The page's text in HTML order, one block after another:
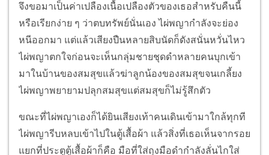
จึงขอมาเป็นค่าเปลืองเนื้อเปลืองตัวของเธอสำหรับคืนนี้
หรือเรียกง่าย ๆ ว่าตบทรัพย์นั่นเอง ไผ่พญากำลังจะย่อง
หนีออกมา แต่แล้วเสียงปืนหลายสิบนัดก็ดังสนั่นหวั่นไหว
ไผ่พญาตกใจก่อนจะเห็นกลุ่มชายชุดดำหลายคนบุกเข้า
มาในบ้านของสมสุขแล้วฆ่าลูกน้องของสมสุขจนเกลี้ยง
ไผ่พญาพยายามปลุกสมสุขแต่สมสุขก็ไม่รู้สึกตัว
ขณะที่ไผ่พญาเองก็ได้ยินเสียงเท้าคนเดินเข้ามาใกล้ทุกที
ไผ่พญารีบหลบเข้าไปในตู้เสื้อผ้า แล้วสิ่งที่เธอเห็นจากรอย
แยกที่ประตูตู้เสื้อผ้าก็คือ มือที่ใส่ถุงมือดำกำลังลั่นไกใส่